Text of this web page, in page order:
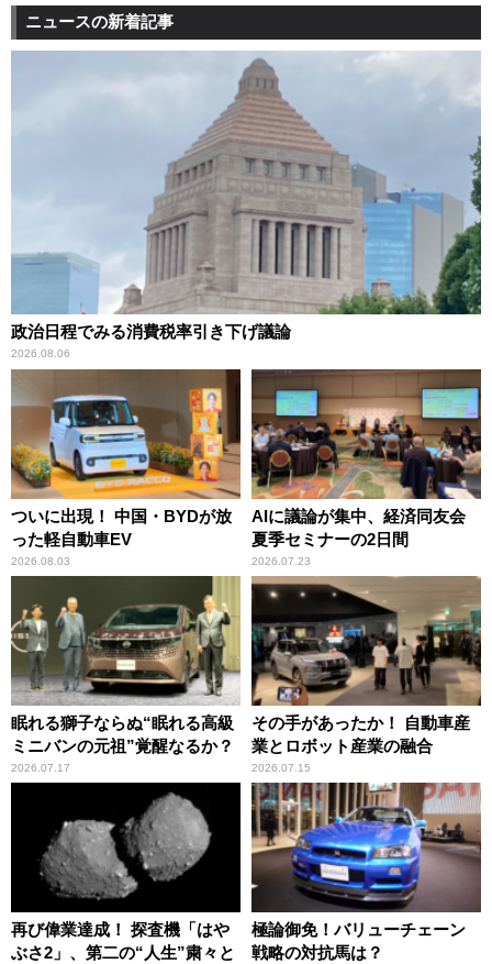
ニュースの新着記事
政治日程でみる消費税率引き下げ議論
2026.08.06
ついに出現！ 中国・BYDが放
った軽自動車EV
2026.08.03
AIに議論が集中、経済同友会
夏季セミナーの2日間
2026.07.23
眠れる獅子ならぬ“眠れる高級
ミニバンの元祖”覚醒なるか？
2026.07.17
その手があったか！ 自動車産
業とロボット産業の融合
2026.07.15
再び偉業達成！ 探査機「はや
ぶさ2」、第二の“人生”粛々と
極論御免！バリューチェーン
戦略の対抗馬は？